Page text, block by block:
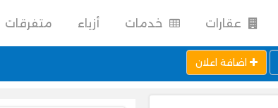
عقارات خدمات أزياء متفرقات
اضافة اعلان